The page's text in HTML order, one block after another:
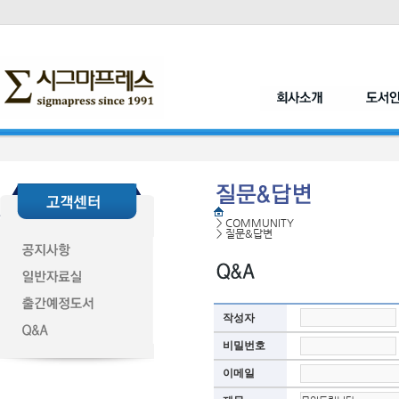
> COMMUNITY
> 질문&답변
작성자
비밀번호
이메일